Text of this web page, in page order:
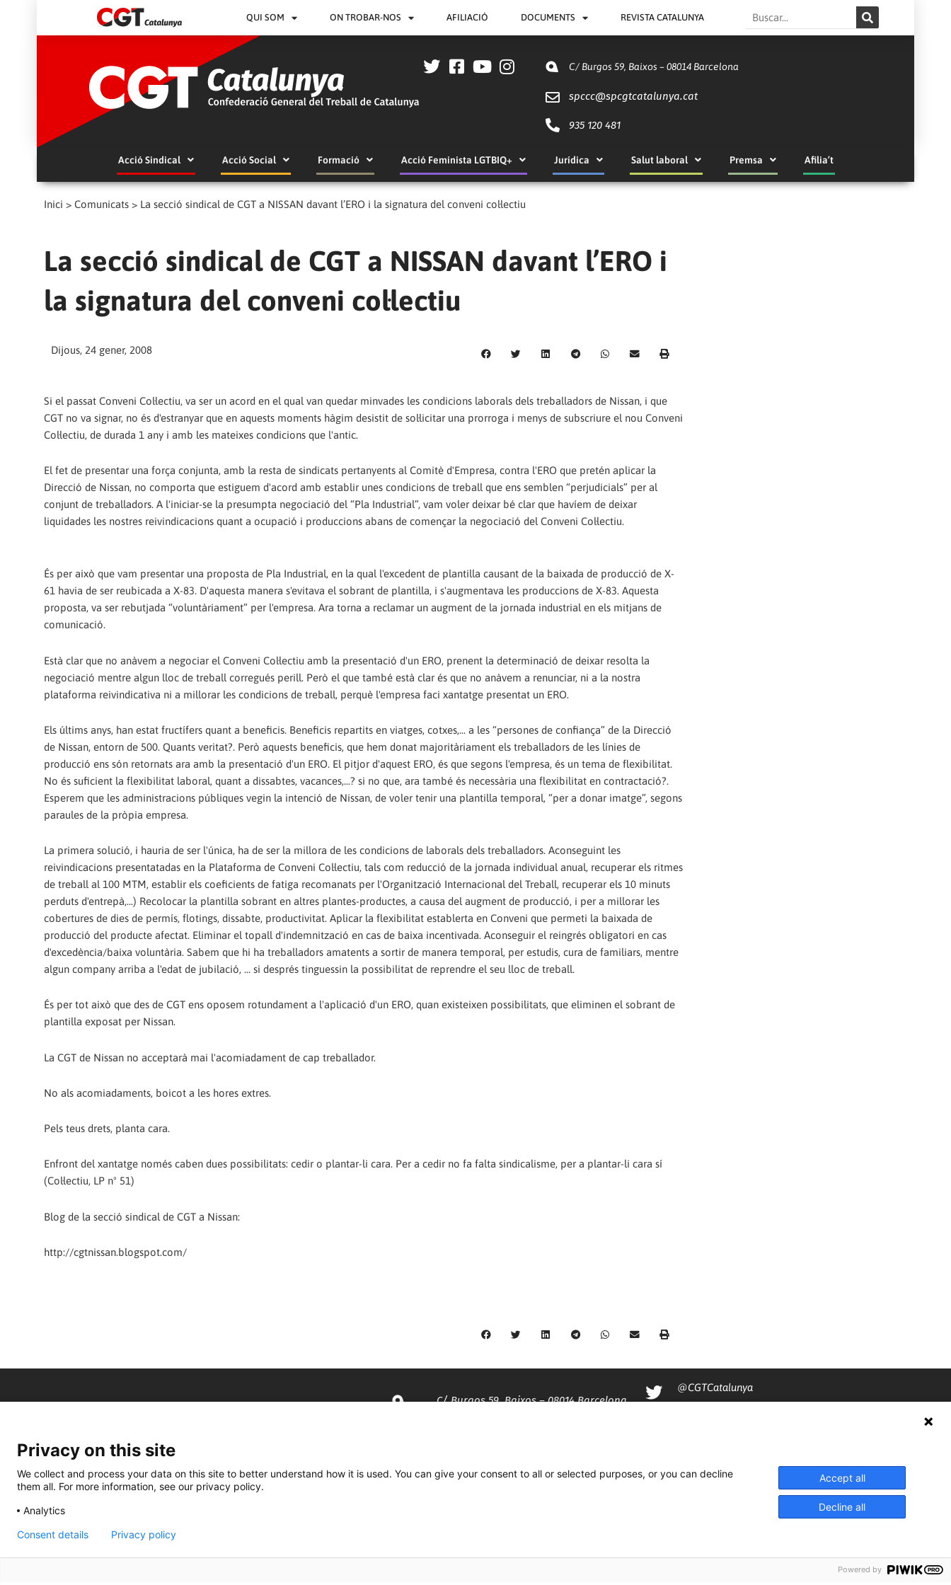
QUI SOM ON TROBAR-NOS AFILIACIÓ DOCUMENTS REVISTA CATALUNYA Search
C/ Burgos 59, Baixos – 08014 Barcelona
spccc@spcgtcatalunya.cat
935 120 481
Acció Sindical Acció Social Formació Acció Feminista LGTBIQ+ Jurídica Salut laboral Premsa Afilia’t
Inici > Comunicats > La secció sindical de CGT a NISSAN davant l’ERO i la signatura del conveni col·lectiu
La secció sindical de CGT a NISSAN davant l’ERO i
la signatura del conveni col·lectiu
Dijous, 24 gener, 2008
Si el passat Conveni Col·lectiu, va ser un acord en el qual van quedar minvades les condicions laborals dels treballadors de Nissan, i que
CGT no va signar, no és d'estranyar que en aquests moments hàgim desistit de sol·licitar una prorroga i menys de subscriure el nou Conveni
Col·lectiu, de durada 1 any i amb les mateixes condicions que l'antic.
El fet de presentar una força conjunta, amb la resta de sindicats pertanyents al Comitè d'Empresa, contra l'ERO que pretén aplicar la
Direcció de Nissan, no comporta que estiguem d'acord amb establir unes condicions de treball que ens semblen “perjudicials” per al
conjunt de treballadors. A l'iniciar-se la presumpta negociació del “Pla Industrial”, vam voler deixar bé clar que havíem de deixar
liquidades les nostres reivindicacions quant a ocupació i produccions abans de començar la negociació del Conveni Col·lectiu.
És per això que vam presentar una proposta de Pla Industrial, en la qual l'excedent de plantilla causant de la baixada de producció de X-
61 havia de ser reubicada a X-83. D'aquesta manera s'evitava el sobrant de plantilla, i s'augmentava les produccions de X-83. Aquesta
proposta, va ser rebutjada “voluntàriament” per l'empresa. Ara torna a reclamar un augment de la jornada industrial en els mitjans de
comunicació.
Està clar que no anàvem a negociar el Conveni Col·lectiu amb la presentació d'un ERO, prenent la determinació de deixar resolta la
negociació mentre algun lloc de treball corregués perill. Però el que també està clar és que no anàvem a renunciar, ni a la nostra
plataforma reivindicativa ni a millorar les condicions de treball, perquè l'empresa faci xantatge presentat un ERO.
Els últims anys, han estat fructífers quant a beneficis. Beneficis repartits en viatges, cotxes,... a les “persones de confiança” de la Direcció
de Nissan, entorn de 500. Quants veritat?. Però aquests beneficis, que hem donat majoritàriament els treballadors de les línies de
producció ens són retornats ara amb la presentació d'un ERO. El pitjor d'aquest ERO, és que segons l'empresa, és un tema de flexibilitat.
No és suficient la flexibilitat laboral, quant a dissabtes, vacances,...? si no que, ara també és necessària una flexibilitat en contractació?.
Esperem que les administracions públiques vegin la intenció de Nissan, de voler tenir una plantilla temporal, “per a donar imatge”, segons
paraules de la pròpia empresa.
La primera solució, i hauria de ser l'única, ha de ser la millora de les condicions de laborals dels treballadors. Aconseguint les
reivindicacions presentatadas en la Plataforma de Conveni Col·lectiu, tals com reducció de la jornada individual anual, recuperar els ritmes
de treball al 100 MTM, establir els coeficients de fatiga recomanats per l'Organització Internacional del Treball, recuperar els 10 minuts
perduts d'entrepà,...) Recolocar la plantilla sobrant en altres plantes-productes, a causa del augment de producció, i per a millorar les
cobertures de dies de permís, flotings, dissabte, productivitat. Aplicar la flexibilitat establerta en Conveni que permeti la baixada de
producció del producte afectat. Eliminar el topall d'indemnització en cas de baixa incentivada. Aconseguir el reingrés obligatori en cas
d'excedència/baixa voluntària. Sabem que hi ha treballadors amatents a sortir de manera temporal, per estudis, cura de familiars, mentre
algun company arriba a l'edat de jubilació, ... si després tinguessin la possibilitat de reprendre el seu lloc de treball.
És per tot això que des de CGT ens oposem rotundament a l'aplicació d'un ERO, quan existeixen possibilitats, que eliminen el sobrant de
plantilla exposat per Nissan.
La CGT de Nissan no acceptarà mai l'acomiadament de cap treballador.
No als acomiadaments, boicot a les hores extres.
Pels teus drets, planta cara.
Enfront del xantatge només caben dues possibilitats: cedir o plantar-li cara. Per a cedir no fa falta sindicalisme, per a plantar-li cara sí
(Col·lectiu, LP nº 51)
Blog de la secció sindical de CGT a Nissan:
http://cgtnissan.blogspot.com/
C/ Burgos 59, Baixos – 08014 Barcelona
@CGTCatalunya
Privacy on this site
We collect and process your data on this site to better understand how it is used. You can give your consent to all or selected purposes, or you can decline
them all. For more information, see our privacy policy.
Analytics
Accept all
Decline all
Consent details Privacy policy
Powered by